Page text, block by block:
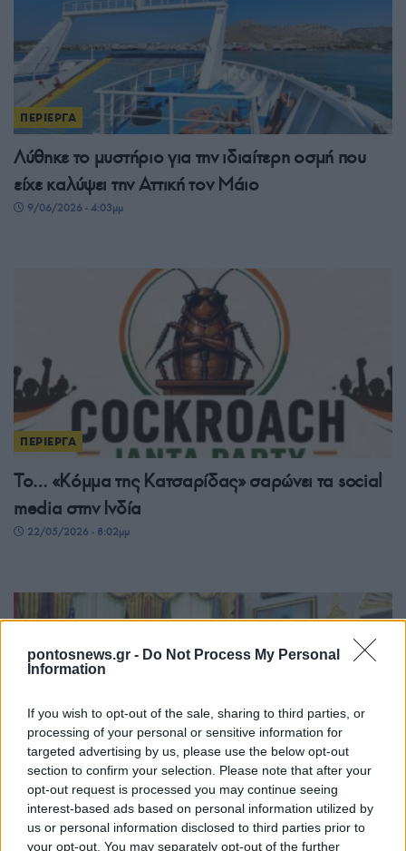
pontosnews.gr - Do Not Process My Personal
Information
If you wish to opt-out of the sale, sharing to third parties, or
processing of your personal or sensitive information for
targeted advertising by us, please use the below opt-out
section to confirm your selection. Please note that after your
opt-out request is processed you may continue seeing
interest-based ads based on personal information utilized by
us or personal information disclosed to third parties prior to
your opt-out. You may separately opt-out of the further
ΠΕΡΙΕΡΓΑ
Λύθηκε το μυστήριο για την ιδιαίτερη οσμή που
είχε καλύψει την Αττική τον Μάιο
9/06/2026 - 4:03μμ
ΠΕΡΙΕΡΓΑ
Το… «Κόμμα της Κατσαρίδας» σαρώνει τα social
media στην Ινδία
22/05/2026 - 8:02μμ
ΠΕΡΙΕΡΓΑ
Δύο χρονών αγοράκι ξάπλωσε στο χαλί του
Οβάλ Γραφείου την ώρα που μιλούσε ο Τραμπ